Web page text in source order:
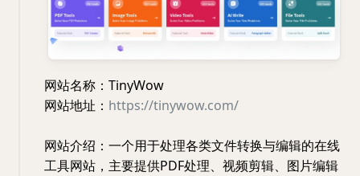
网站名称：TinyWow
网站地址： https://tinywow.com/
网站介绍：一个用于处理各类文件转换与编辑的在线
工具网站，主要提供PDF处理、视频剪辑、图片编辑